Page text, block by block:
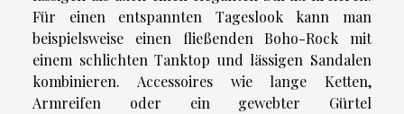
Für einen entspannten Tageslook kann man
beispielsweise einen fließenden Boho-Rock mit
einem schlichten Tanktop und lässigen Sandalen
kombinieren. Accessoires wie lange Ketten,
Armreifen oder ein gewebter Gürtel